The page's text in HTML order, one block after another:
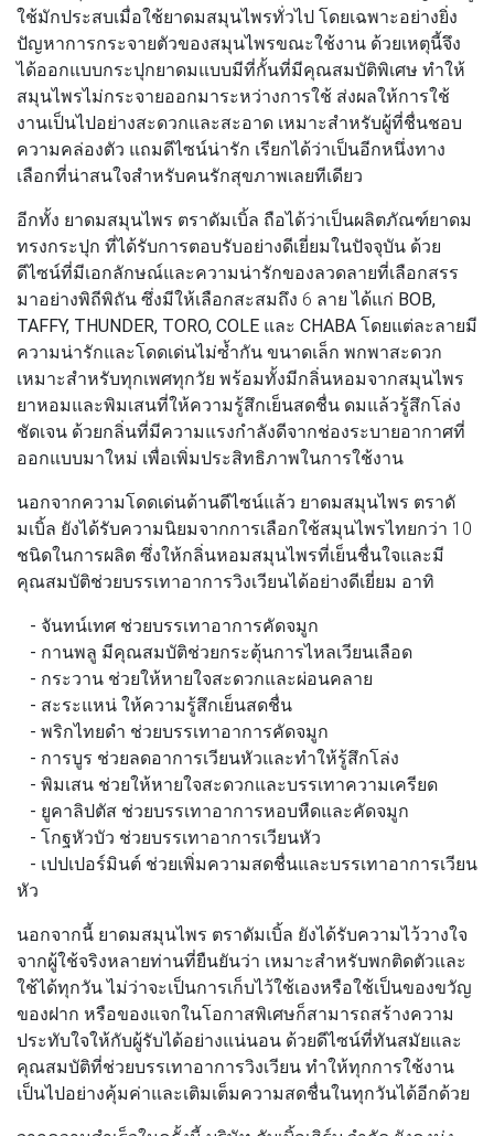
ใช้มักประสบเมื่อใช้ยาดมสมุนไพรทั่วไป โดยเฉพาะอย่างยิ่ง
ปัญหาการกระจายตัวของสมุนไพรขณะใช้งาน ด้วยเหตุนี้จึง
ได้ออกแบบกระปุกยาดมแบบมีที่กั้นที่มีคุณสมบัติพิเศษ ทำให้
สมุนไพรไม่กระจายออกมาระหว่างการใช้ ส่งผลให้การใช้
งานเป็นไปอย่างสะดวกและสะอาด เหมาะสำหรับผู้ที่ชื่นชอบ
ความคล่องตัว แถมดีไซน์น่ารัก เรียกได้ว่าเป็นอีกหนึ่งทาง
เลือกที่น่าสนใจสำหรับคนรักสุขภาพเลยทีเดียว
อีกทั้ง ยาดมสมุนไพร ตราดัมเบิ้ล ถือได้ว่าเป็นผลิตภัณฑ์ยาดม
ทรงกระปุก ที่ได้รับการตอบรับอย่างดีเยี่ยมในปัจจุบัน ด้วย
ดีไซน์ที่มีเอกลักษณ์และความน่ารักของลวดลายที่เลือกสรร
มาอย่างพิถีพิถัน ซึ่งมีให้เลือกสะสมถึง 6 ลาย ได้แก่ BOB,
TAFFY, THUNDER, TORO, COLE และ CHABA โดยแต่ละลายมี
ความน่ารักและโดดเด่นไม่ซ้ำกัน ขนาดเล็ก พกพาสะดวก
เหมาะสำหรับทุกเพศทุกวัย พร้อมทั้งมีกลิ่นหอมจากสมุนไพร
ยาหอมและพิมเสนที่ให้ความรู้สึกเย็นสดชื่น ดมแล้วรู้สึกโล่ง
ชัดเจน ด้วยกลิ่นที่มีความแรงกำลังดีจากช่องระบายอากาศที่
ออกแบบมาใหม่ เพื่อเพิ่มประสิทธิภาพในการใช้งาน
นอกจากความโดดเด่นด้านดีไซน์แล้ว ยาดมสมุนไพร ตราดั
มเบิ้ล ยังได้รับความนิยมจากการเลือกใช้สมุนไพรไทยกว่า 10
ชนิดในการผลิต ซึ่งให้กลิ่นหอมสมุนไพรที่เย็นชื่นใจและมี
คุณสมบัติช่วยบรรเทาอาการวิงเวียนได้อย่างดีเยี่ยม อาทิ
- จันทน์เทศ ช่วยบรรเทาอาการคัดจมูก
- กานพลู มีคุณสมบัติช่วยกระตุ้นการไหลเวียนเลือด
- กระวาน ช่วยให้หายใจสะดวกและผ่อนคลาย
- สะระแหน่ ให้ความรู้สึกเย็นสดชื่น
- พริกไทยดำ ช่วยบรรเทาอาการคัดจมูก
- การบูร ช่วยลดอาการเวียนหัวและทำให้รู้สึกโล่ง
- พิมเสน ช่วยให้หายใจสะดวกและบรรเทาความเครียด
- ยูคาลิปตัส ช่วยบรรเทาอาการหอบหืดและคัดจมูก
- โกฐหัวบัว ช่วยบรรเทาอาการเวียนหัว
- เปปเปอร์มินต์ ช่วยเพิ่มความสดชื่นและบรรเทาอาการเวียน
หัว
นอกจากนี้ ยาดมสมุนไพร ตราดัมเบิ้ล ยังได้รับความไว้วางใจ
จากผู้ใช้จริงหลายท่านที่ยืนยันว่า เหมาะสำหรับพกติดตัวและ
ใช้ได้ทุกวัน ไม่ว่าจะเป็นการเก็บไว้ใช้เองหรือใช้เป็นของขวัญ
ของฝาก หรือของแจกในโอกาสพิเศษก็สามารถสร้างความ
ประทับใจให้กับผู้รับได้อย่างแน่นอน ด้วยดีไซน์ที่ทันสมัยและ
คุณสมบัติที่ช่วยบรรเทาอาการวิงเวียน ทำให้ทุกการใช้งาน
เป็นไปอย่างคุ้มค่าและเติมเต็มความสดชื่นในทุกวันได้อีกด้วย